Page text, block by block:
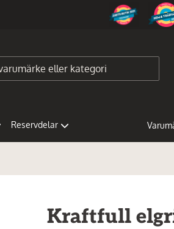
Reservdelar
Kraftfull